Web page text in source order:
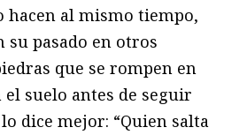
hacen al mismo tiempo,
su pasado en otros
que se rompen en
el suelo antes de seguir
dice mejor: “Quien salta